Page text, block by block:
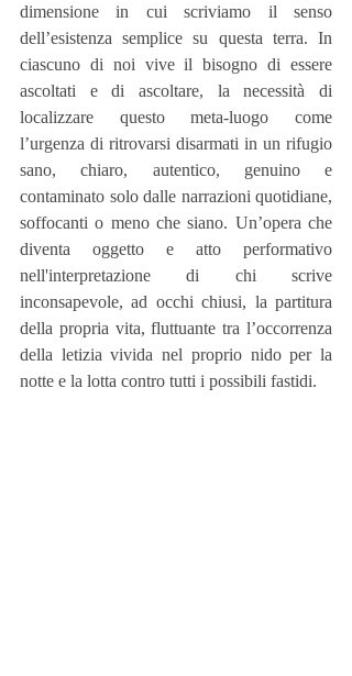
dimensione in cui scriviamo il senso
dell’esistenza semplice su questa terra. In
ciascuno di noi vive il bisogno di essere
ascoltati e di ascoltare, la necessità di
localizzare questo meta-luogo come
l’urgenza di ritrovarsi disarmati in un rifugio
sano, chiaro, autentico, genuino e
contaminato solo dalle narrazioni quotidiane,
soffocanti o meno che siano. Un’opera che
diventa oggetto e atto performativo
nell'interpretazione di chi scrive
inconsapevole, ad occhi chiusi, la partitura
della propria vita, fluttuante tra l’occorrenza
della letizia vivida nel proprio nido per la
notte e la lotta contro tutti i possibili fastidi.